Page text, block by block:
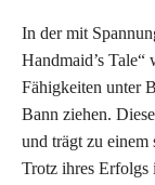
In der mit
Handmaid’s Tale“
Fähigkeiten unter
Bann ziehen.
und trägt zu einem
Trotz ihres Erfolgs